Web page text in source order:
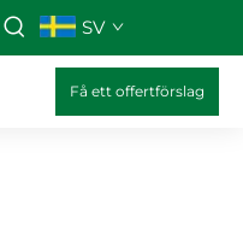
SV
Få ett offertförslag